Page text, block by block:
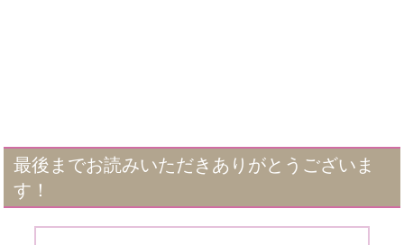
最後までお読みいただきありがとうございま
す！